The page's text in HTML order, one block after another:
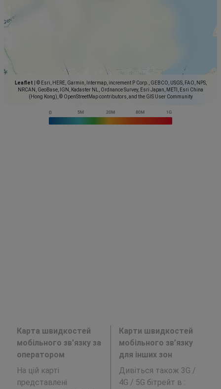
Leaflet
© Esri, HERE, Garmin, Intermap, increment P Corp., GEBCO, USGS, FAO, NPS,
NRCAN, GeoBase, IGN, Kadaster NL, Ordnance Survey, Esri Japan, METI, Esri China
(Hong Kong), © OpenStreetMap contributors, and the GIS User Community
Карта швидкостей
мобільного зв’язку за
оператором
На цій карті
представлені
Карти швидкостей
мобільного зв’язку
для інших зон
Дивіться також 3G /
4G / 5G бітрейт в :